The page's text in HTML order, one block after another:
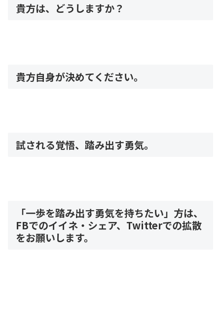
貴方は、どうしますか？
貴方自身が決めてください。
試される覚悟、踏み出す勇気。
「一歩を踏み出す勇気を持ちたい」方は、
FBでのイイネ・シェア、Twitterでの拡散
をお願いします。